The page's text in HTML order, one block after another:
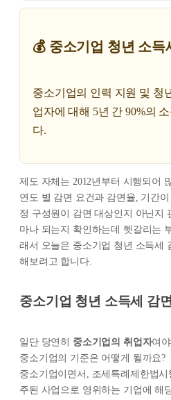
💰 중소기업 청년 소득
중소기업의 인력 지원 및 청
업자에 대해 5년 간 90%의
다.
제도 자체는 2012년부터 시행되어
연도 별 감면 요건과 감면율, 기간
정 구성원이 감면 대상인지 아닌지
마나 되는지 확인하는데 헷갈리는
래서 오늘은 중소기업 청년 소득세
해보려고 합니다.
중소기업 청년 소득세 감
일단 당연히 중소기업의 취업자여
중소기업의 기준은 어떻게 될까요
중소기업이면서, 조세특례제한법
주된 사업으로 영위하는 기업에 해